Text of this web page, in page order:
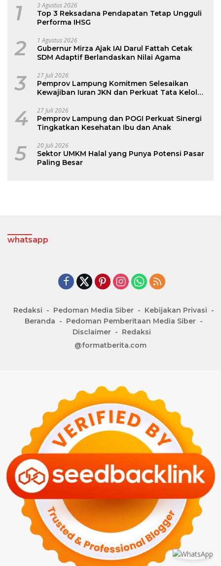
1 3 Agustus 2026
Top 3 Reksadana Pendapatan Tetap Ungguli
Performa IHSG
2 1 Agustus 2026
Gubernur Mirza Ajak IAI Darul Fattah Cetak
SDM Adaptif Berlandaskan Nilai Agama
3 27 Juli 2026
Pemprov Lampung Komitmen Selesaikan
Kewajiban Iuran JKN dan Perkuat Tata Kelola
4 27 Juli 2026
Pemprov Lampung dan POGI Perkuat Sinergi
Tingkatkan Kesehatan Ibu dan Anak
5 20 Juli 2026
Sektor UMKM Halal yang Punya Potensi Pasar
Paling Besar
whatsapp
Redaksi Pedoman Media Siber
Kebijakan Privasi
Beranda
Pedoman Pemberitaan Media Siber
Disclaimer
Redaksi
@formatberita.com